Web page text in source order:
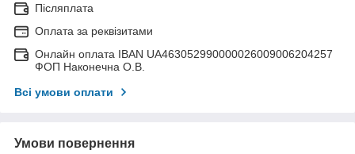
Післяплата
Оплата за реквізитами
Онлайн оплата IBAN UA463052990000026009006204257
ФОП Наконечна О.В.
Всі умови оплати
Умови повернення